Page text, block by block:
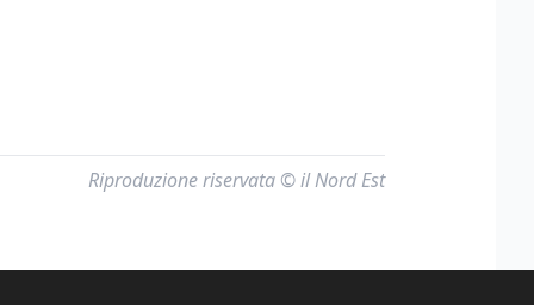
Riproduzione riservata © il Nord Est